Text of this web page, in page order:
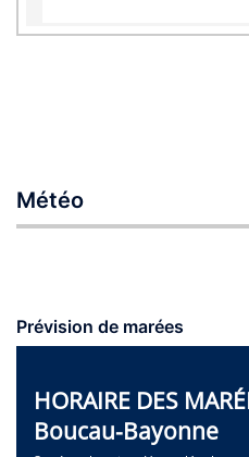
Météo
Prévision de marées